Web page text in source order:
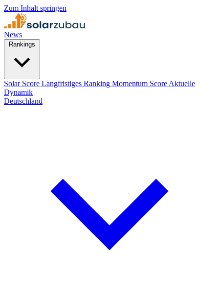
Zum Inhalt springen
News
Solar Score Langfristiges Ranking Momentum Score Aktuelle
Dynamik
Deutschland